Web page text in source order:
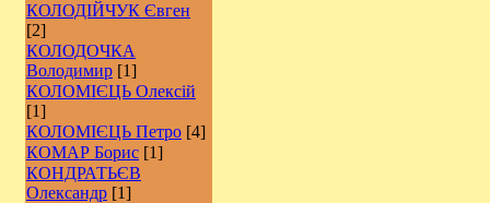
КОЛОДІЙЧУК Євген
[2]
КОЛОДОЧКА
Володимир [1]
КОЛОМІЄЦЬ Олексій
[1]
КОЛОМІЄЦЬ Петро [4]
КОМАР Борис [1]
КОНДРАТЬЄВ
Олександр [1]